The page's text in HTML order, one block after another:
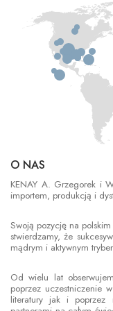
O NAS
KENAY A. Grzegorek i
importem, produkcją i
Swoją pozycję na
stwierdzamy, że
mądrym i aktywnym
Od wielu lat
poprzez uczestniczenie
literatury jak i poprzez